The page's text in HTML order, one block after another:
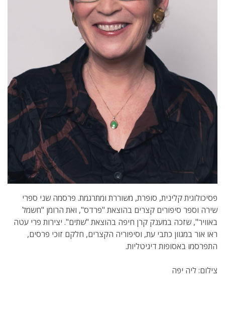
פסיכולוגית קלינית, סופרת, משוררת ומתרגמת. פרסמה שני ספרי
שירה וספר סיפורים קצרים בהוצאת "פרדס", ואת הרומן "חשמל
באוויר", שזכה במענק קרן חיפה בהוצאת "שתים". יצירות פרי עטה
ראו אור במגוון כתבי עת, וסיפוריה הקצרים, חלקם זוכי פרסים,
התפרסמו באסופות דיגיטליות.
צילום: ליה יפה